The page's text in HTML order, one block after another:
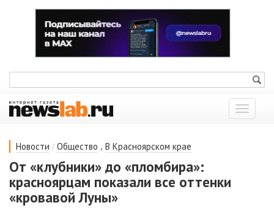
Показать
меню
Новости / Общество , В Красноярском крае
От «клубники» до «пломбира»:
красноярцам показали все оттенки
«кровавой Луны»